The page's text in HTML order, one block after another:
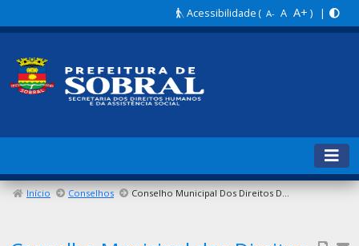
Acessibilidade( A- A A+ ) |
Início Conselhos Conselho Municipal Dos Direitos Da Criança E Do Adolescente (CMDCA)